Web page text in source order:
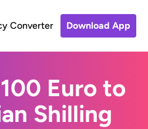
Converter Download App
Euro to
Shilling